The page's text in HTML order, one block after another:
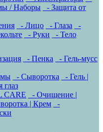
/ Наборы
- Защита от
- Лицо - Глаза
-
- Руки
- Тело
- Пенка
- Гель-мусс
- Сыворотка
- Гель |
глаз
CARE
- Очищение |
| Крем
-